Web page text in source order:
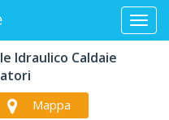
Idraulico Caldaie
Mappa